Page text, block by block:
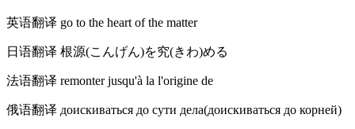
英语翻译 go to the heart of the matter
日语翻译 根源(こんげん)を究(きわ)める
法语翻译 remonter jusqu'à la l'origine de
俄语翻译 доискиваться до сути дела(доискиваться до корней)